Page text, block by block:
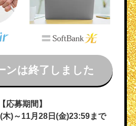
ンは終了しました
【応募期間】
)～11月28日(金)23:59まで